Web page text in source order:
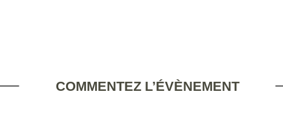
COMMENTEZ L’ÉVÈNEMENT